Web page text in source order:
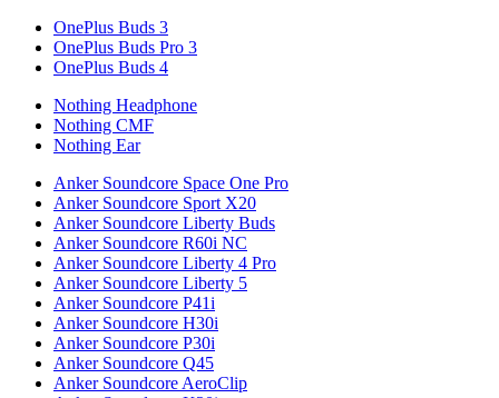
OnePlus Buds 3
OnePlus Buds Pro 3
OnePlus Buds 4
Nothing Headphone
Nothing CMF
Nothing Ear
Anker Soundcore Space One Pro
Anker Soundcore Sport X20
Anker Soundcore Liberty Buds
Anker Soundcore R60i NC
Anker Soundcore Liberty 4 Pro
Anker Soundcore Liberty 5
Anker Soundcore P41i
Anker Soundcore H30i
Anker Soundcore P30i
Anker Soundcore Q45
Anker Soundcore AeroClip